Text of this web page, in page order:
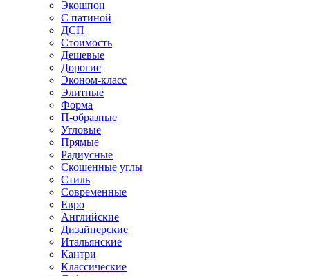
Экошпон
С патиной
ДСП
Стоимость
Дешевые
Дорогие
Эконом-класс
Элитные
Форма
П-образные
Угловые
Прямые
Радиусные
Скошенные углы
Стиль
Современные
Евро
Английские
Дизайнерские
Итальянские
Кантри
Классические